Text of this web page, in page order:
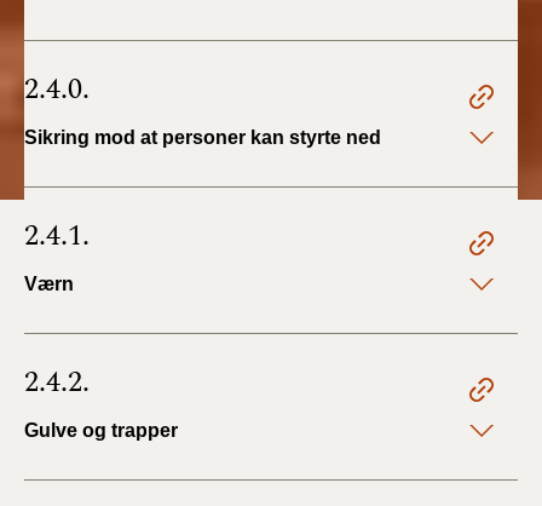
2.4.0.
Sikring mod at personer kan styrte ned
2.4.1.
Værn
2.4.2.
Gulve og trapper